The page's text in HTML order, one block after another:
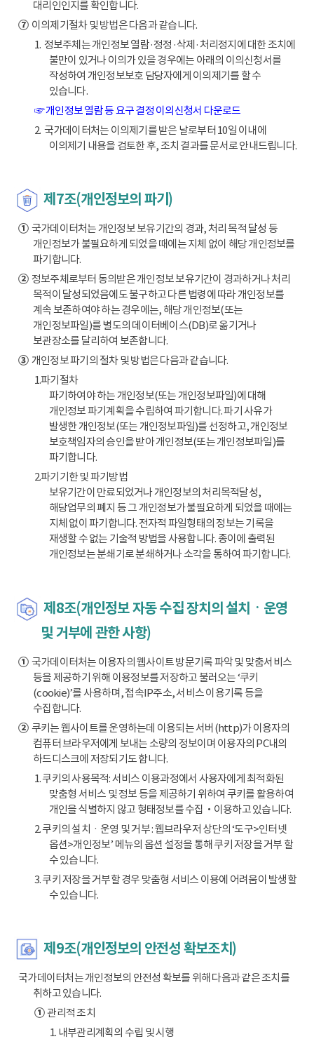
대리인인지를 확인합니다.
⑦이의제기절차 및 방법은 다음과 같습니다.
1. 정보주체는 개인정보 열람·정정·삭제·처리정지에 대한 조치에
불만이 있거나 이의가 있을 경우에는 아래의 이의신청서를
작성하여 개인정보보호 담당자에게 이의제기를 할 수
있습니다.
☞ 개인정보 열람 등 요구 결정 이의신청서 다운로드
2. 국가데이터처는 이의제기를 받은 날로부터 10일 이내에
이의제기 내용을 검토한 후, 조치 결과를 문서로 안내드립니다.
제7조(개인정보의 파기)
①국가데이터처는 개인정보 보유기간의 경과, 처리 목적 달성 등
개인정보가 불필요하게 되었을 때에는 지체 없이 해당 개인정보를
파기합니다.
②정보주체로부터 동의받은 개인정보 보유기간이 경과하거나 처리
목적이 달성되었음에도 불구하고 다른 법령에 따라 개인정보를
계속 보존하여야 하는 경우에는, 해당 개인정보(또는
개인정보파일)를 별도의 데이터베이스(DB)로 옮기거나
보관장소를 달리하여 보존합니다.
③개인정보 파기의 절차 및 방법은 다음과 같습니다.
1.파기절차
파기하여야 하는 개인정보(또는 개인정보파일)에 대해
개인정보 파기계획을 수립하여 파기합니다. 파기 사유가
발생한 개인정보(또는 개인정보파일)를 선정하고, 개인정보
보호책임자의 승인을 받아 개인정보(또는 개인정보파일)를
파기합니다.
2.파기기한 및 파기방법
보유기간이 만료되었거나 개인정보의 처리목적달성,
해당업무의 폐지 등 그 개인정보가 불필요하게 되었을 때에는
지체 없이 파기합니다. 전자적 파일형태의 정보는 기록을
재생할 수 없는 기술적 방법을 사용합니다. 종이에 출력된
개인정보는 분쇄기로 분쇄하거나 소각을 통하여 파기합니다.
제8조(개인정보 자동 수집 장치의 설치ㆍ운영
및 거부에 관한 사항)
①국가데이터처는 이용자의 웹사이트 방문기록 파악 및 맞춤서비스
등을 제공하기 위해 이용정보를 저장하고 불러오는 ‘쿠키
(cookie)’를 사용하며, 접속IP주소, 서비스 이용기록 등을
수집합니다.
②쿠키는 웹사이트를 운영하는데 이용되는 서버(http)가 이용자의
컴퓨터 브라우저에게 보내는 소량의 정보이며 이용자의 PC내의
하드디스크에 저장되기도 합니다.
1. 쿠키의 사용목적: 서비스 이용과정에서 사용자에게 최적화된
맞춤형 서비스 및 정보 등을 제공하기 위하여 쿠키를 활용하여
개인을 식별하지 않고 형태정보를 수집‧이용하고 있습니다.
2. 쿠키의 설치ㆍ운영 및 거부 : 웹브라우저 상단의 ‘도구>인터넷
옵션>개인정보’ 메뉴의 옵션 설정을 통해 쿠키 저장을 거부 할
수 있습니다.
3. 쿠키 저장을 거부할 경우 맞춤형 서비스 이용에 어려움이 발생할
수 있습니다.
제9조(개인정보의 안전성 확보조치)
국가데이터처는 개인정보의 안전성 확보를 위해 다음과 같은 조치를
취하고 있습니다.
①관리적 조치
1. 내부관리계획의 수립 및 시행